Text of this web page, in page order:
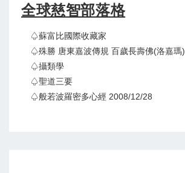
全球慈智部落格
♤蘇富比國際收藏家
♤殊勝 唐東嘉波傳規 百歲長壽佛(洛嘉瑪)
♤攝類學
♤聖道三要
♤般若波羅密多心經 2008/12/28